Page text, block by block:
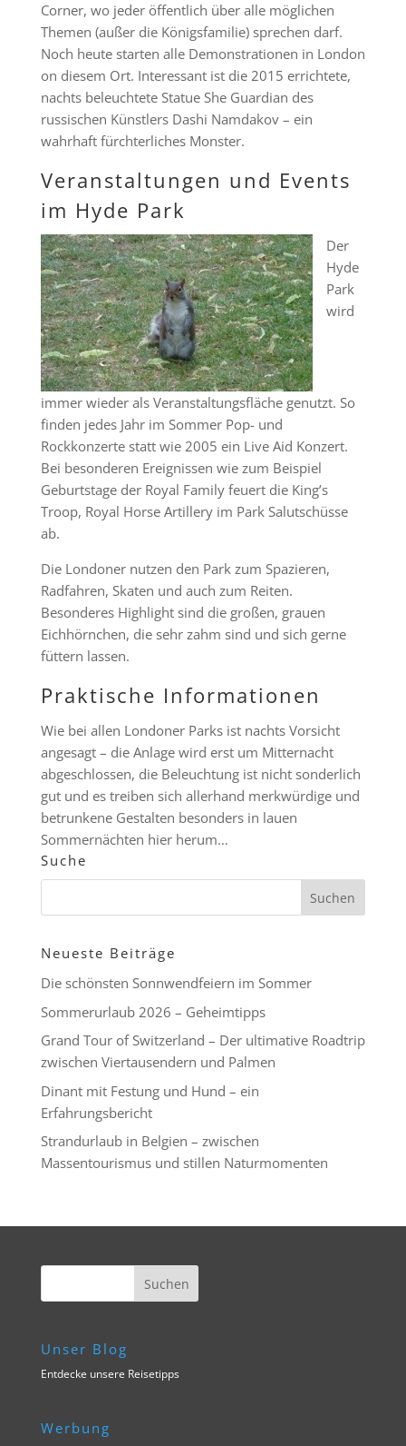
Corner, wo jeder öffentlich über alle möglichen
Themen (außer die Königsfamilie) sprechen darf.
Noch heute starten alle Demonstrationen in London
on diesem Ort. Interessant ist die 2015 errichtete,
nachts beleuchtete Statue She Guardian des
russischen Künstlers Dashi Namdakov– ein
wahrhaft fürchterliches Monster.
Veranstaltungen und Events
im Hyde Park
Der
Hyde
Park
wird
immer wieder als Veranstaltungsfläche genutzt. So
finden jedes Jahr im Sommer Pop- und
Rockkonzerte statt wie 2005 ein Live Aid Konzert.
Bei besonderen Ereignissen wie zum Beispiel
Geburtstage der Royal Family feuert die King’s
Troop, Royal Horse Artillery im Park Salutschüsse
ab.
Die Londoner nutzen den Park zum Spazieren,
Radfahren, Skaten und auch zum Reiten.
Besonderes Highlight sind die großen, grauen
Eichhörnchen, die sehr zahm sind und sich gerne
füttern lassen.
Praktische Informationen
Wie bei allen Londoner Parks ist nachts Vorsicht
angesagt – die Anlage wird erst um Mitternacht
abgeschlossen, die Beleuchtung ist nicht sonderlich
gut und es treiben sich allerhand merkwürdige und
betrunkene Gestalten besonders in lauen
Sommernächten hier herum…
Suche
Neueste Beiträge
Die schönsten Sonnwendfeiern im Sommer
Sommerurlaub 2026 – Geheimtipps
Grand Tour of Switzerland – Der ultimative Roadtrip
zwischen Viertausendern und Palmen
Dinant mit Festung und Hund – ein
Erfahrungsbericht
Strandurlaub in Belgien – zwischen
Massentourismus und stillen Naturmomenten
Unser Blog
Entdecke unsere Reisetipps
Werbung